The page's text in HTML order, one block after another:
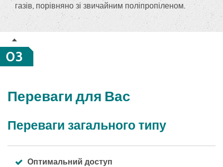
газів, порівняно зі звичайним поліпропіленом.
03
Переваги для Вас
Переваги загального типу
Оптимальний доступ